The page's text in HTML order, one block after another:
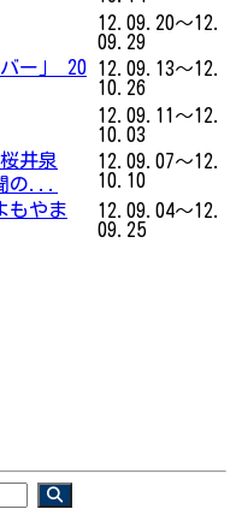
12.09.20～12.
09.29
ー」 20
12.09.13～12.
10.26
12.09.11～12.
10.03
井泉
の...
12.09.07～12.
10.10
もやま
12.09.04～12.
09.25